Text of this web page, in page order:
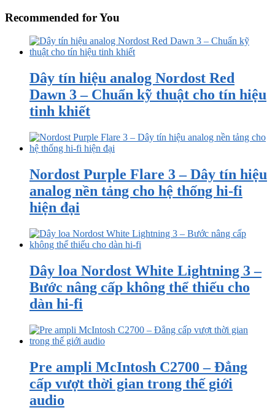
Recommended for You
Dây tín hiệu analog Nordost Red
Dawn 3 – Chuẩn kỹ thuật cho tín hiệu
tinh khiết
Nordost Purple Flare 3 – Dây tín hiệu
analog nền tảng cho hệ thống hi-fi
hiện đại
Dây loa Nordost White Lightning 3 –
Bước nâng cấp không thể thiếu cho
dàn hi-fi
Pre ampli McIntosh C2700 – Đẳng
cấp vượt thời gian trong thế giới
audio